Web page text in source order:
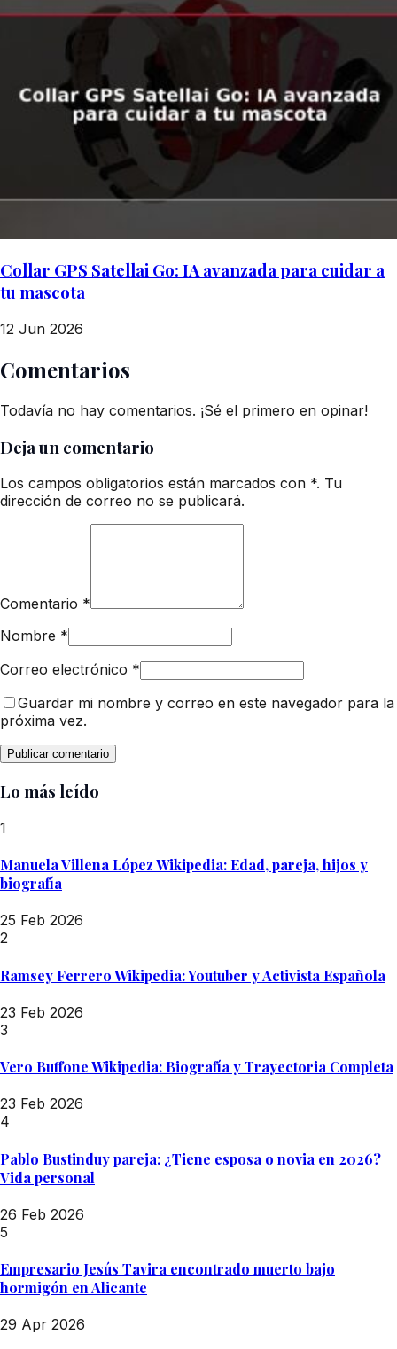
Collar GPS Satellai Go: IA avanzada para cuidar a
tu mascota
12 Jun 2026
Comentarios
Todavía no hay comentarios. ¡Sé el primero en opinar!
Deja un comentario
Los campos obligatorios están marcados con *. Tu
dirección de correo no se publicará.
Comentario *
Nombre *
Correo electrónico *
Guardar mi nombre y correo en este navegador para la
próxima vez.
Lo más leído
1
Manuela Villena López Wikipedia: Edad, pareja, hijos y
biografía
25 Feb 2026
2
Ramsey Ferrero Wikipedia: Youtuber y Activista Española
23 Feb 2026
3
Vero Buffone Wikipedia: Biografía y Trayectoria Completa
23 Feb 2026
4
Pablo Bustinduy pareja: ¿Tiene esposa o novia en 2026?
Vida personal
26 Feb 2026
5
Empresario Jesús Tavira encontrado muerto bajo
hormigón en Alicante
29 Apr 2026